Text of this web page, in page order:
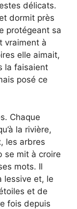
délicats.
dormit près
protégeant sa
vraiment à
elle aimait,
la faisaient
posé ce
Chaque
la rivière,
les arbres
se mit à croire
mots. Il
lessive et, le
et de
fois depuis